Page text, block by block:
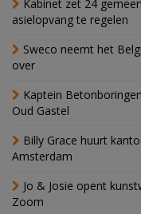
Kabinet zet 24
asielopvang te regelen
Sweco neemt het
over
Kaptein
Oud Gastel
Billy Grace huurt
Amsterdam
Jo & Josie opent
Zoom